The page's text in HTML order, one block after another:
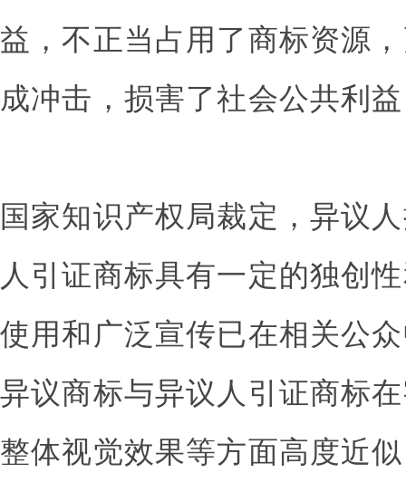
益，不正当占用了商标资源
成冲击，损害了社会公共利
国家知识产权局裁定，异议
人引证商标具有一定的独创
使用和广泛宣传已在相关公
异议商标与异议人引证商标
整体视觉效果等方面高度近